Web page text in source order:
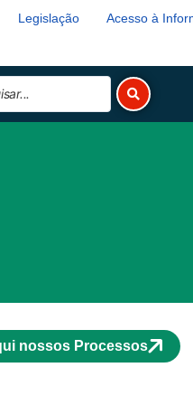
Legislação Acesso à
nossos Processos